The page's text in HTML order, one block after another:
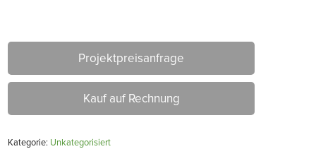
Projektpreisanfrage
Kauf auf Rechnung
Kategorie: Unkategorisiert